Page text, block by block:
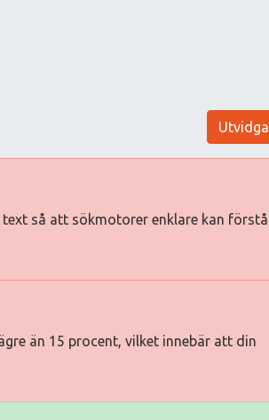
Utvidga
så att sökmotorer enklare kan förstå
än 15 procent, vilket innebär att din